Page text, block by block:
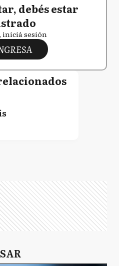
debés estar
iniciá sesión